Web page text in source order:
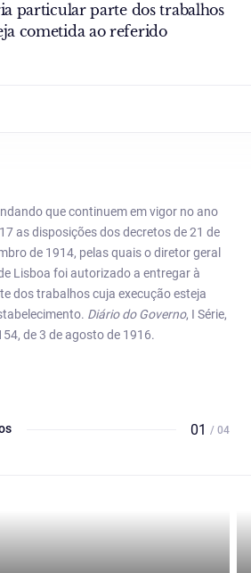
particular parte dos trabalhos
cometida ao referido
que continuem em vigor no ano
as disposições dos decretos de 21 de
de 1914, pelas quais o diretor geral
Lisboa foi autorizado a entregar à
dos trabalhos cuja execução esteja
Diário do Governo, I Série,
de 3 de agosto de 1916.
01 / 04